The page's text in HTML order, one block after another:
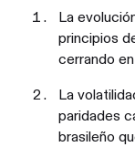
La
principios
cerrando
La
paridades
brasileño